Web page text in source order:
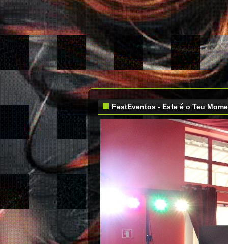
FestEventos - Este é o Teu